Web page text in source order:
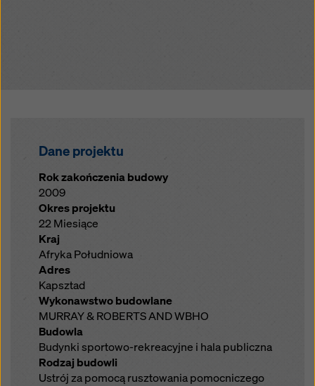
Dane projektu
Rok zakończenia budowy
2009
Okres projektu
22 Miesiące
Kraj
Afryka Południowa
Adres
Kapsztad
Wykonawstwo budowlane
MURRAY & ROBERTS AND WBHO
Budowla
Budynki sportowo-rekreacyjne i hala publiczna
Rodzaj budowli
Ustrój za pomocą rusztowania pomocniczego